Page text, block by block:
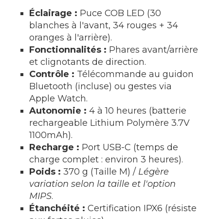
Éclairage : Puce COB LED (30
blanches à l'avant, 34 rouges + 34
oranges à l'arrière).
Fonctionnalités : Phares avant/arrière
et clignotants de direction.
Contrôle : Télécommande au guidon
Bluetooth (incluse) ou gestes via
Apple Watch.
Autonomie : 4 à 10 heures (batterie
rechargeable Lithium Polymère 3.7V
1100mAh).
Recharge : Port USB-C (temps de
charge complet : environ 3 heures).
Poids : 370 g (Taille M) / Légère
variation selon la taille et l'option
MIPS.
Étanchéité : Certification IPX6 (résiste